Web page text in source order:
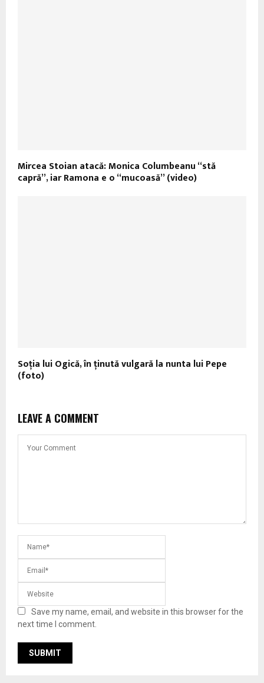
Mircea Stoian atacă: Monica Columbeanu “stă
capră”, iar Ramona e o “mucoasă” (video)
Soția lui Ogică, în ținută vulgară la nunta lui Pepe
(foto)
LEAVE A COMMENT
Save my name, email, and website in this browser for the
next time I comment.